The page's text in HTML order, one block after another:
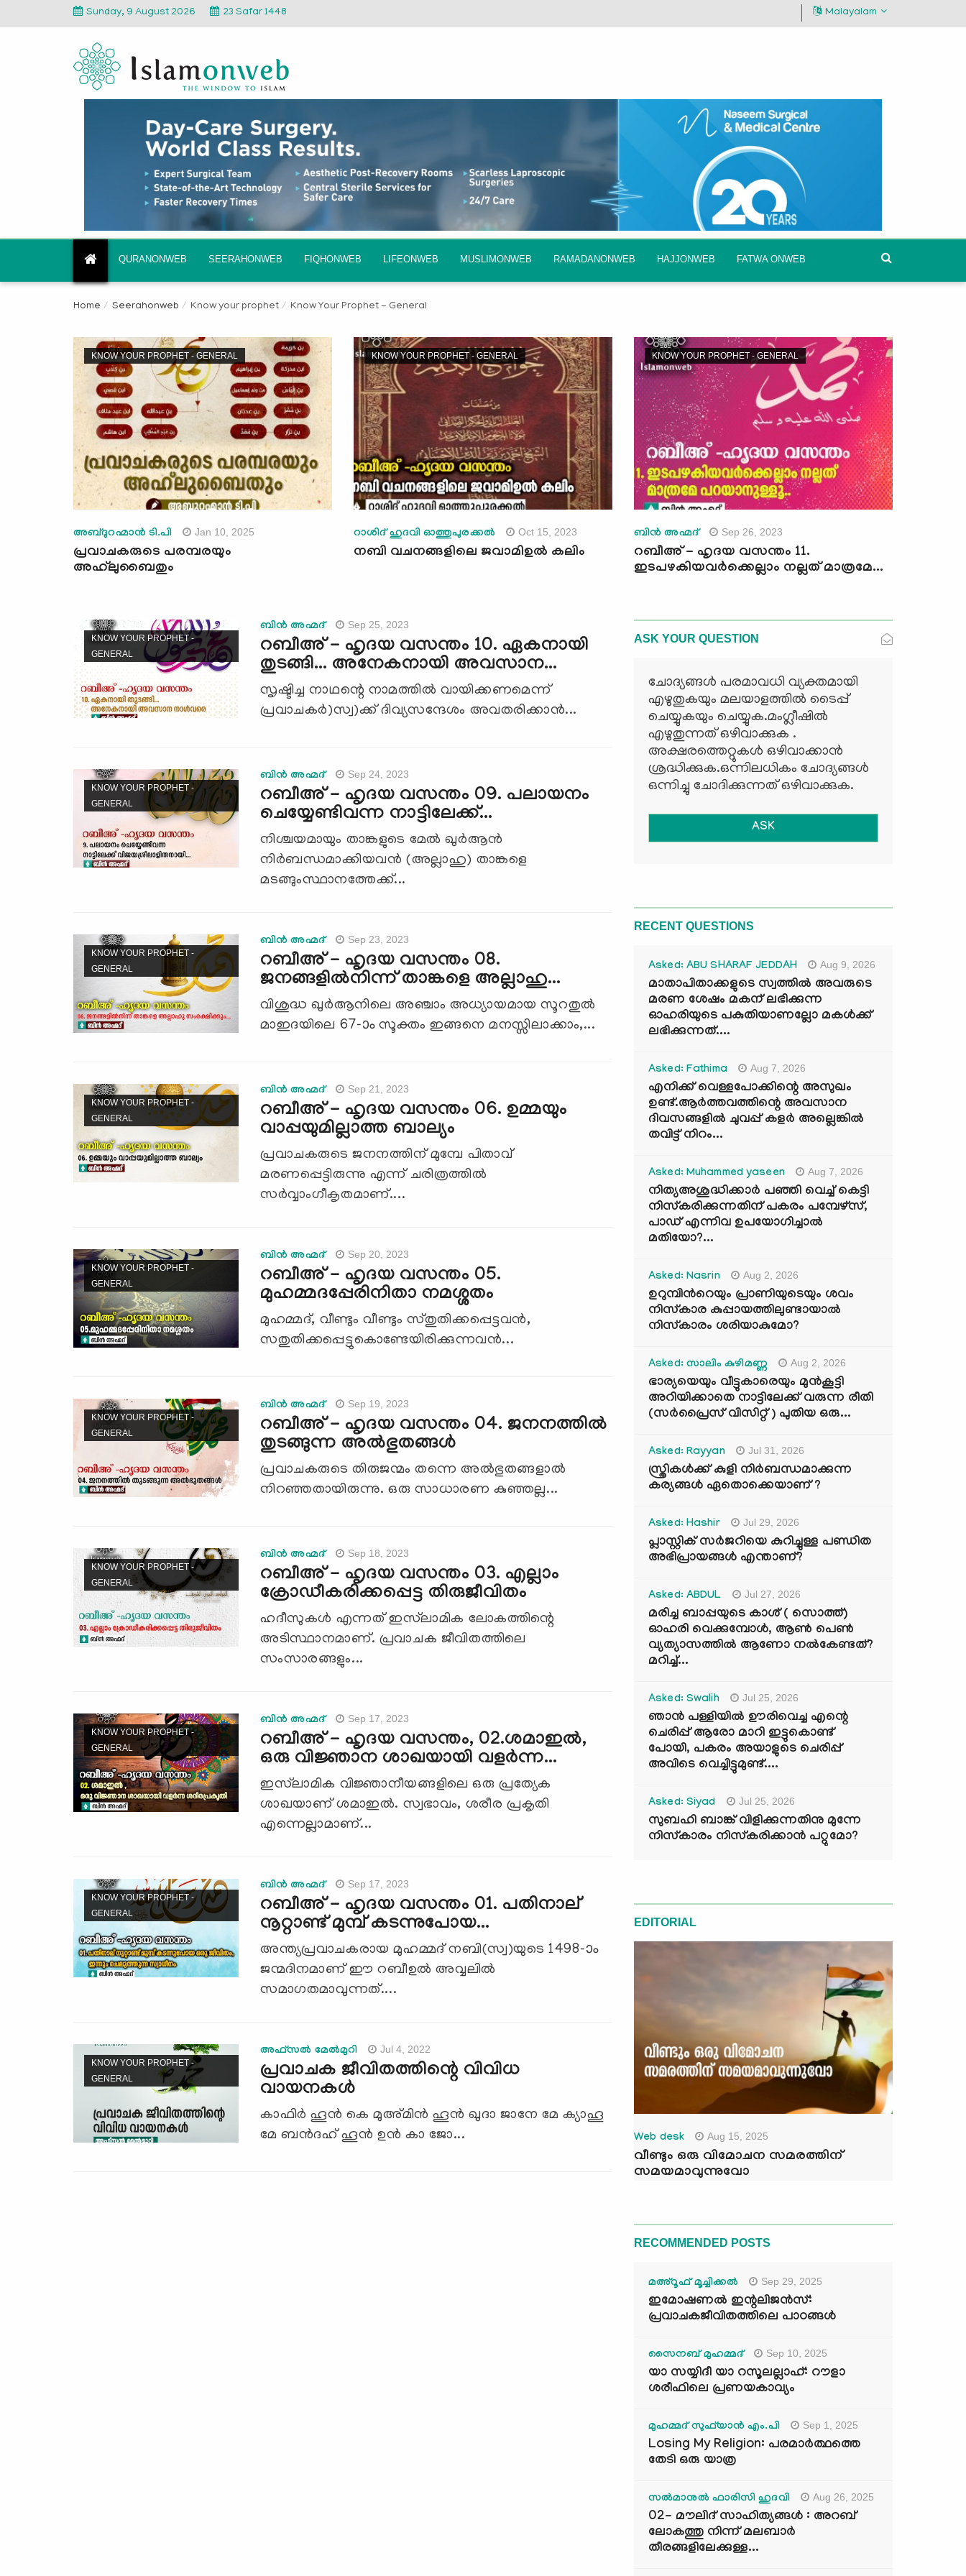
Sunday, 9 August 2026 23 Safar 1448 Malayalam
QURANONWEB SEERAHONWEB FIQHONWEB LIFEONWEB MUSLIMONWEB RAMADANONWEB HAJJONWEB FATWA ONWEB
Home Seerahonweb Know your prophet Know Your Prophet - General
KNOW YOUR PROPHET - GENERAL
അബ്ദുറഹ്മാന്‍ ടി.പി Jan 10, 2025
പ്രവാചകരുടെ പരമ്പരയും
അഹ്‌ലുബൈതും
KNOW YOUR PROPHET - GENERAL
റാശിദ് ഹുദവി ഓത്തുപുരക്കല്‍ Oct 15, 2023
നബി വചനങ്ങളിലെ ജവാമിഉൽ കലിം
KNOW YOUR PROPHET - GENERAL
ബിന്‍ അഹ്മദ് Sep 26, 2023
റബീഅ് - ഹൃദയ വസന്തം 11.
ഇടപഴകിയവര്‍ക്കെല്ലാം നല്ലത് മാത്രമേ...
KNOW YOUR PROPHET -
GENERAL
ബിന്‍ അഹ്മദ് Sep 25, 2023
റബീഅ് - ഹൃദയ വസന്തം 10. ഏകനായി
തുടങ്ങി... അനേകനായി അവസാന...
സൃഷ്ടിച്ച നാഥന്റെ നാമത്തില്‍ വായിക്കണമെന്ന്
പ്രവാചകര്‍)സ്വ)ക്ക് ദിവ്യസന്ദേശം അവതരിക്കാന്‍...
KNOW YOUR PROPHET -
GENERAL
ബിന്‍ അഹ്മദ് Sep 24, 2023
റബീഅ് - ഹൃദയ വസന്തം 09. പലായനം
ചെയ്യേണ്ടിവന്ന നാട്ടിലേക്ക്...
നിശ്ചയമായും താങ്കളുടെ മേല്‍ ഖുര്‍ആന്‍
നിര്‍ബന്ധമാക്കിയവന്‍ (അല്ലാഹു) താങ്കളെ
മടങ്ങുംസ്ഥാനത്തേക്ക്‌...
KNOW YOUR PROPHET -
GENERAL
ബിന്‍ അഹ്മദ് Sep 23, 2023
റബീഅ് - ഹൃദയ വസന്തം 08.
ജനങ്ങളില്‍നിന്ന് താങ്കളെ അല്ലാഹു...
വിശുദ്ധ ഖുര്‍ആനിലെ അഞ്ചാം അധ്യായമായ സൂറതുല്‍
മാഇദയിലെ 67-ാം സൂക്തം ഇങ്ങനെ മനസ്സിലാക്കാം,...
KNOW YOUR PROPHET -
GENERAL
ബിന്‍ അഹ്മദ് Sep 21, 2023
റബീഅ് - ഹൃദയ വസന്തം 06. ഉമ്മയും
വാപ്പയുമില്ലാത്ത ബാല്യം
പ്രവാചകരുടെ ജനനത്തിന് മുമ്പേ പിതാവ്
മരണപ്പെട്ടിരുന്നു എന്ന് ചരിത്രത്തില്‍
സര്‍വ്വാംഗീകൃതമാണ്....
KNOW YOUR PROPHET -
GENERAL
ബിന്‍ അഹ്മദ് Sep 20, 2023
റബീഅ് - ഹൃദയ വസന്തം 05.
മുഹമ്മദപ്പേരിനിതാ നമശ്ശതം
മുഹമ്മദ്, വീണ്ടും വീണ്ടും സ്തുതിക്കപ്പെട്ടവന്‍,
സതുതിക്കപ്പെട്ടുകൊണ്ടേയിരിക്കുന്നവന്‍...
KNOW YOUR PROPHET -
GENERAL
ബിന്‍ അഹ്മദ് Sep 19, 2023
റബീഅ് - ഹൃദയ വസന്തം 04. ജനനത്തില്‍
തുടങ്ങുന്ന അല്‍ഭുതങ്ങള്‍
പ്രവാചകരുടെ തിരുജന്മം തന്നെ അല്‍ഭുതങ്ങളാല്‍
നിറഞ്ഞതായിരുന്നു. ഒരു സാധാരണ കുഞ്ഞല്ല...
KNOW YOUR PROPHET -
GENERAL
ബിന്‍ അഹ്മദ് Sep 18, 2023
റബീഅ് - ഹൃദയ വസന്തം 03. എല്ലാം
ക്രോഡീകരിക്കപ്പെട്ട തിരുജീവിതം
ഹദീസുകള്‍ എന്നത് ഇസ്‍ലാമിക ലോകത്തിന്റെ
അടിസ്ഥാനമാണ്. പ്രവാചക ജീവിതത്തിലെ
സംസാരങ്ങളും...
KNOW YOUR PROPHET -
GENERAL
ബിന്‍ അഹ്മദ് Sep 17, 2023
റബീഅ് - ഹൃദയ വസന്തം, 02.ശമാഇല്‍,
ഒരു വിജ്ഞാന ശാഖയായി വളര്‍ന്ന...
ഇസ്‍ലാമിക വിജ്ഞാനീയങ്ങളിലെ ഒരു പ്രത്യേക
ശാഖയാണ് ശമാഇല്‍. സ്വഭാവം, ശരീര പ്രകൃതി
എന്നെല്ലാമാണ്...
KNOW YOUR PROPHET -
GENERAL
ബിന്‍ അഹ്മദ് Sep 17, 2023
റബീഅ് - ഹൃദയ വസന്തം 01. പതിനാല്
നൂറ്റാണ്ട് മുമ്പ് കടന്നുപോയ...
അന്ത്യപ്രവാചകരായ മുഹമ്മദ് നബി(സ്വ)യുടെ 1498-ാം
ജന്മദിനമാണ് ഈ റബീഉല്‍ അവ്വലില്‍
സമാഗതമാവുന്നത്....
KNOW YOUR PROPHET -
GENERAL
അഫ്സൽ മേൽമുറി Jul 4, 2022
പ്രവാചക ജീവിതത്തിന്റെ വിവിധ
വായനകള്‍
കാഫിര്‍ ഹൂന്‍ കെ മുഅ്മിന്‍ ഹൂന്‍ ഖുദാ ജാനേ മേ ക്യാഹൂ
മേ ബന്‍ദഹ് ഹൂന്‍ ഉന്‍ കാ ജോ...
ASK YOUR QUESTION
ചോദ്യങ്ങള്‍ പരമാവധി വ്യക്തമായി
എഴുതുകയും മലയാളത്തില്‍ ടൈപ്പ്
ചെയ്യുകയും ചെയ്യുക.മംഗ്ലീഷില്‍
എഴുതുന്നത് ഒഴിവാക്കുക .
അക്ഷരത്തെറ്റുകള്‍ ഒഴിവാക്കാന്‍
ശ്രദ്ധിക്കുക.ഒന്നിലധികം ചോദ്യങ്ങള്‍
ഒന്നിച്ചു ചോദിക്കുന്നത് ഒഴിവാക്കുക.
ASK
RECENT QUESTIONS
Asked: ABU SHARAF JEDDAH Aug 9, 2026
മാതാപിതാക്കളുടെ സ്വത്തിൽ അവരുടെ
മരണ ശേഷം മകന് ലഭിക്കുന്ന
ഓഹരിയുടെ പകുതിയാണല്ലോ മകൾക്ക്
ലഭിക്കുന്നത്....
Asked: Fathima Aug 7, 2026
എനിക്ക് വെള്ളപോക്കിന്റെ അസുഖം
ഉണ്ട്.ആർത്തവത്തിന്റെ അവസാന
ദിവസങ്ങളിൽ ചുവപ്പ് കളർ അല്ലെങ്കിൽ
തവിട്ട് നിറം...
Asked: Muhammed yaseen Aug 7, 2026
നിത്യഅശുദ്ധിക്കാർ പഞ്ഞി വെച്ച് കെട്ടി
നിസ്കരിക്കുന്നതിന് പകരം പമ്പേഴ്സ്,
പാഡ് എന്നിവ ഉപയോഗിച്ചാൽ
മതിയോ?...
Asked: Nasrin Aug 2, 2026
ഉറുമ്പിന്‍റെയും പ്രാണിയുടെയും ശവം
നിസ്കാര കുപ്പായത്തിലുണ്ടായാൽ
നിസ്കാരം ശരിയാകുമോ?
Asked: സാലിം കുഴിമണ്ണ Aug 2, 2026
ഭാര്യയെയും വീട്ടുകാരെയും മുൻകൂട്ടി
അറിയിക്കാതെ നാട്ടിലേക്ക് വരുന്ന രീതി
(സർപ്രൈസ് വിസിറ്റ് ) പുതിയ ഒരു...
Asked: Rayyan Jul 31, 2026
സ്ത്രികൾക്ക് കുളി നിർബന്ധമാക്കുന്ന
കര്യങ്ങൾ ഏതൊക്കെയാണ് ?
Asked: Hashir Jul 29, 2026
പ്ലാസ്റ്റിക് സർജറിയെ കുറിച്ചുള്ള പണ്ഡിത
അഭിപ്രായങ്ങൾ എന്താണ്?
Asked: ABDUL Jul 27, 2026
മരിച്ച ബാപ്പയുടെ കാശ് ( സൊത്ത്)
ഓഹരി വെക്കുമ്പോൾ, ആണ്‍ പെണ്‍
വ്യത്യാസത്തില്‍ ആണോ നല്‍കേണ്ടത്?
മറിച്ച്...
Asked: Swalih Jul 25, 2026
ഞാൻ പള്ളിയിൽ ഊരിവെച്ച എന്റെ
ചെരിപ്പ് ആരോ മാറി ഇട്ടുകൊണ്ട്
പോയി, പകരം അയാളുടെ ചെരിപ്പ്
അവിടെ വെച്ചിട്ടുമുണ്ട്....
Asked: Siyad Jul 25, 2026
സുബഹി ബാങ്ക് വിളിക്കുന്നതിനു മുന്നേ
നിസ്കാരം നിസ്കരിക്കാൻ പറ്റുമോ?
EDITORIAL
Web desk Aug 15, 2025
വീണ്ടും ഒരു വിമോചന സമരത്തിന്
സമയമാവുന്നുവോ
RECOMMENDED POSTS
മഅ്റൂഫ് മൂച്ചിക്കല്‍ Sep 29, 2025
ഇമോഷണൽ ഇന്റലിജൻസ്:
പ്രവാചകജീവിതത്തിലെ പാഠങ്ങൾ
സൈനബ് മുഹമ്മദ് Sep 10, 2025
യാ സയ്യിദീ യാ റസൂലല്ലാഹ്: റൗളാ
ശരീഫിലെ പ്രണയകാവ്യം
മുഹമ്മദ് സുഫ്‌യാൻ എം.പി Sep 1, 2025
Losing My Religion: പരമാർത്ഥത്തെ
തേടി ഒരു യാത്ര
സൽമാനുൽ ഫാരിസി ഹുദവി Aug 26, 2025
02- മൗലിദ് സാഹിത്യങ്ങൾ : അറബ്
ലോകത്തു നിന്ന് മലബാർ
തീരങ്ങളിലേക്കുള്ള...